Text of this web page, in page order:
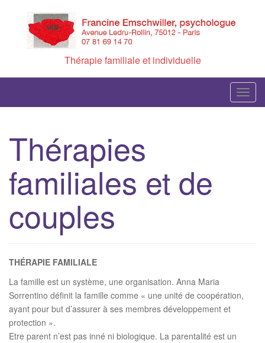
Thérapie familiale et individuelle
T
o
o
Thérapies
familiales et de
couples
THÉRAPIE FAMILIALE
La famille est un système, une organisation. Anna Maria
Sorrentino définit la famille comme « une unité de coopération,
ayant pour but d’assurer à ses membres développement et
protection ».
Etre parent n’est pas inné ni biologique. La parentalité est un